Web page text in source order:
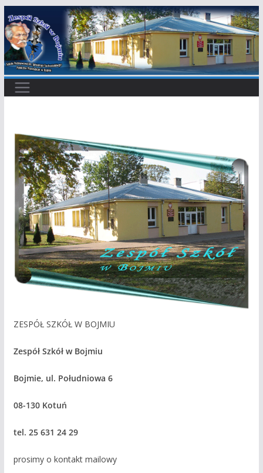
Przejdź
do
treści
ZESPÓŁ SZKÓŁ W BOJMIU
Zespół Szkół w Bojmiu
Bojmie, ul. Południowa 6
08-130 Kotuń
tel. 25 631 24 29
prosimy o kontakt mailowy